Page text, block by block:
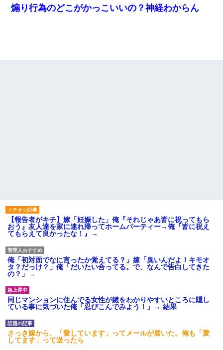
煽り行為のどこがかっこいいの？神経わからん
【報告者がキチ】嫁「妊娠した」俺『それじゃあ皆に祝ってもら
おう』友人達を家に連れ帰ってホームパーティー→俺『皆に祝え
てもらえて良かったな！』→
俺「初対面でなに言ったか覚えてる？」嫁「臭いんだよ！キモオ
タ？だっけ？」俺「だいたい合ってる。で、なんで告白してきた
の？」→
同じマンションに住んでる女性が鍵をわかりやすいところに隠し
ている事に気づいた俺「忍びこんでみよう！」→ 結果
さっき嫁から、「愛しています」ってメールが届いた。俺も「愛
してます」って送ったら